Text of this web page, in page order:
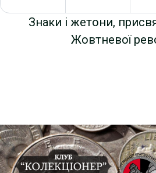
Знаки і жетони,
Жовтневої